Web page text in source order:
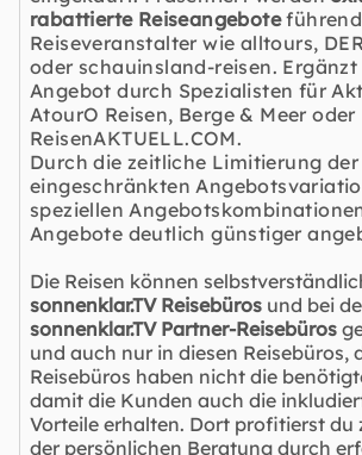
rabattierte Reiseangebote
Reiseveranstalter wie alltours,
oder schauinsland-reisen. Ergänzt
Angebot durch Spezialisten für
AtourO Reisen, Berge & Meer oder
ReisenAKTUELL.COM.
Durch die zeitliche Limitierung
eingeschränkten
speziellen
Angebote deutlich günstiger
Die Reisen können
sonnenklar.TV Reisebüros und bei
sonnenklar.TV Partner-Reisebüros
und auch nur in diesen Reisebüros,
Reisebüros haben nicht die
damit die Kunden auch die
Vorteile erhalten. Dort profitierst du
der persönlichen Beratung durch